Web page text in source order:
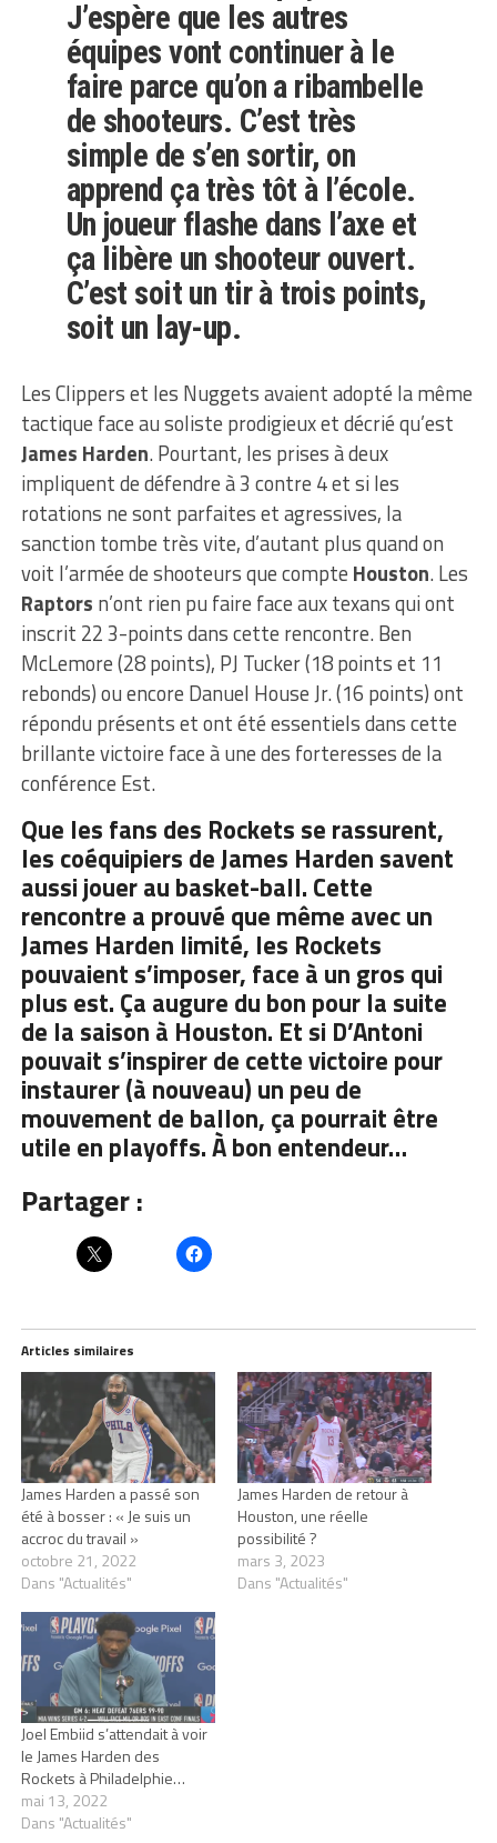
J’espère que les autres
équipes vont continuer à le
faire parce qu’on a ribambelle
de shooteurs. C’est très
simple de s’en sortir, on
apprend ça très tôt à l’école.
Un joueur flashe dans l’axe et
ça libère un shooteur ouvert.
C’est soit un tir à trois points,
soit un lay-up.
Les Clippers et les Nuggets avaient adopté la même
tactique face au soliste prodigieux et décrié qu’est
James Harden. Pourtant, les prises à deux
impliquent de défendre à 3 contre 4 et si les
rotations ne sont parfaites et agressives, la
sanction tombe très vite, d’autant plus quand on
voit l’armée de shooteurs que compte Houston. Les
Raptors n’ont rien pu faire face aux texans qui ont
inscrit 22 3-points dans cette rencontre. Ben
McLemore (28 points), PJ Tucker (18 points et 11
rebonds) ou encore Danuel House Jr. (16 points) ont
répondu présents et ont été essentiels dans cette
brillante victoire face à une des forteresses de la
conférence Est.
Que les fans des Rockets se rassurent,
les coéquipiers de James Harden savent
aussi jouer au basket-ball. Cette
rencontre a prouvé que même avec un
James Harden limité, les Rockets
pouvaient s’imposer, face à un gros qui
plus est. Ça augure du bon pour la suite
de la saison à Houston. Et si D’Antoni
pouvait s’inspirer de cette victoire pour
instaurer (à nouveau) un peu de
mouvement de ballon, ça pourrait être
utile en playoffs. À bon entendeur…
Partager :
Articles similaires
James Harden a passé son
été à bosser : « Je suis un
accroc du travail »
octobre 21, 2022
Dans "Actualités"
James Harden de retour à
Houston, une réelle
possibilité ?
mars 3, 2023
Dans "Actualités"
Joel Embiid s’attendait à voir
le James Harden des
Rockets à Philadelphie…
mai 13, 2022
Dans "Actualités"